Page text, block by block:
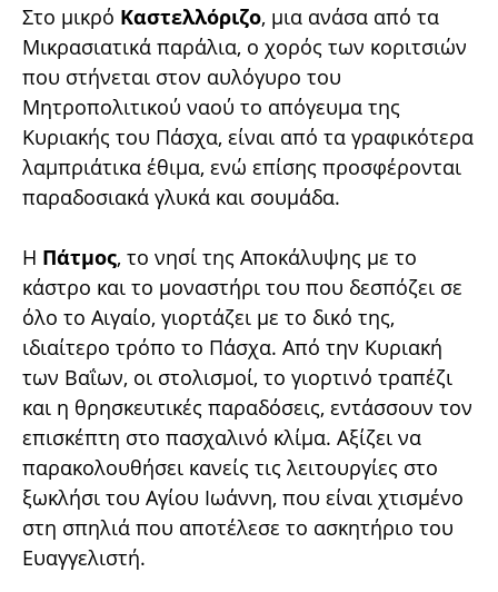
Στο μικρό Καστελλόριζο, μια ανάσα από τα
Μικρασιατικά παράλια, ο χορός των κοριτσιών
που στήνεται στον αυλόγυρο του
Μητροπολιτικού ναού το απόγευμα της
Κυριακής του Πάσχα, είναι από τα γραφικότερα
λαμπριάτικα έθιμα, ενώ επίσης προσφέρονται
παραδοσιακά γλυκά και σουμάδα.
Η Πάτμος, το νησί της Αποκάλυψης με το
κάστρο και το μοναστήρι του που δεσπόζει σε
όλο το Αιγαίο, γιορτάζει με το δικό της,
ιδιαίτερο τρόπο το Πάσχα. Από την Κυριακή
των Βαΐων, οι στολισμοί, το γιορτινό τραπέζι
και η θρησκευτικές παραδόσεις, εντάσσουν τον
επισκέπτη στο πασχαλινό κλίμα. Αξίζει να
παρακολουθήσει κανείς τις λειτουργίες στο
ξωκλήσι του Αγίου Ιωάννη, που είναι χτισμένο
στη σπηλιά που αποτέλεσε το ασκητήριο του
Ευαγγελιστή.